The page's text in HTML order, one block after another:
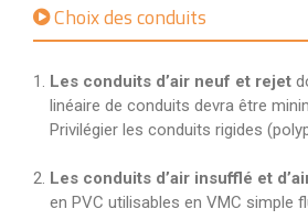
Choix des conduits
Les conduits d’air neuf et rejet
linéaire de conduits devra être
Privilégier les conduits rigides
Les conduits d’air insufflé et
en PVC utilisables en VMC simple